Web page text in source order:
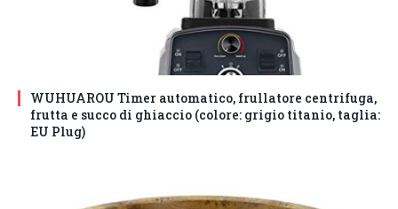
WUHUAROU Timer automatico, frullatore centrifuga,
frutta e succo di ghiaccio (colore: grigio titanio, taglia:
EU Plug)